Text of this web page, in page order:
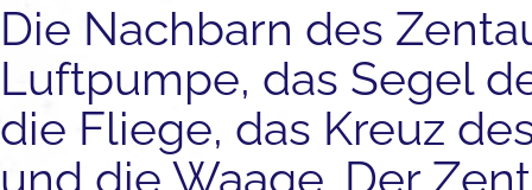
Die Nachbarn des
Luftpumpe, das Segel
die Fliege, das Kreuz
und die Waage. Der